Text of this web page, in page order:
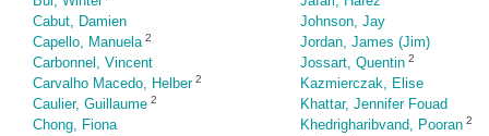
Cabut, Damien
Capello, Manuela 2
Carbonnel, Vincent
Carvalho Macedo, Helber 2
Caulier, Guillaume 2
Chong, Fiona
Johnson, Jay
Jordan, James (Jim)
Jossart, Quentin 2
Kazmierczak, Elise
Khattar, Jennifer Fouad
Khedrigharibvand, Pooran 2